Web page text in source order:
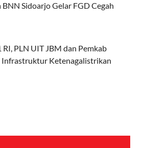
Sidoarjo Gelar FGD Cegah
PLN UIT JBM dan Pemkab
Infrastruktur Ketenagalistrikan